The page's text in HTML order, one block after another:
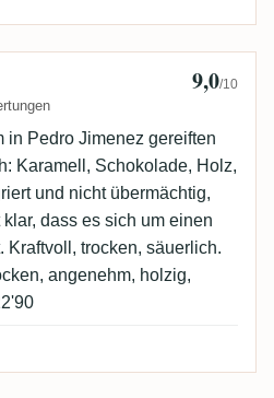
9,0/10
in Pedro Jimenez gereiften
Karamell, Schokolade, Holz,
und nicht übermächtig,
dass es sich um einen
Kraftvoll, trocken, säuerlich.
angenehm, holzig,